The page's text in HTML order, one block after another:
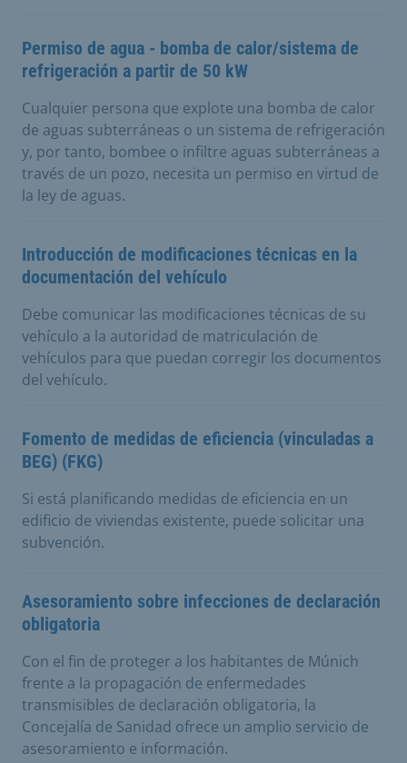
Permiso de agua - bomba de calor/sistema de
refrigeración a partir de 50 kW
Cualquier persona que explote una bomba de calor
de aguas subterráneas o un sistema de refrigeración
y, por tanto, bombee o infiltre aguas subterráneas a
través de un pozo, necesita un permiso en virtud de
la ley de aguas.
Introducción de modificaciones técnicas en la
documentación del vehículo
Debe comunicar las modificaciones técnicas de su
vehículo a la autoridad de matriculación de
vehículos para que puedan corregir los documentos
del vehículo.
Fomento de medidas de eficiencia (vinculadas a
BEG) (FKG)
Si está planificando medidas de eficiencia en un
edificio de viviendas existente, puede solicitar una
subvención.
Asesoramiento sobre infecciones de declaración
obligatoria
Con el fin de proteger a los habitantes de Múnich
frente a la propagación de enfermedades
transmisibles de declaración obligatoria, la
Concejalía de Sanidad ofrece un amplio servicio de
asesoramiento e información.